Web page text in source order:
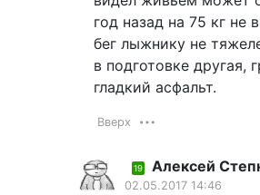
год назад на 75 кг не
бег лыжнику не
в подготовке другая,
гладкий асфальт.
Вверх
19 Алексей
02.05.2017 14:46